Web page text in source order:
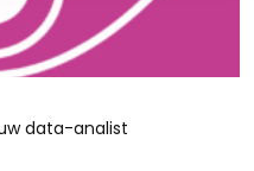
data-analist